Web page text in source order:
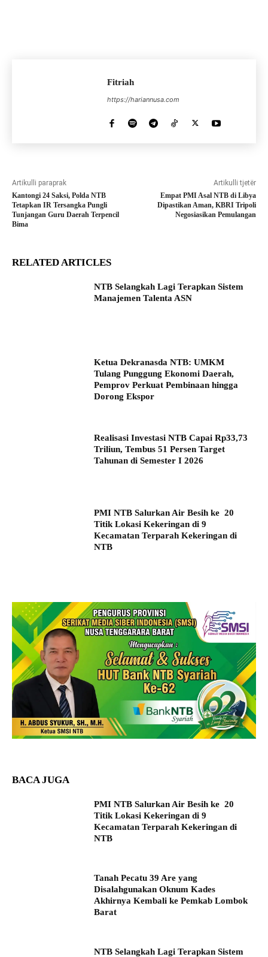
Fitriah
https://hariannusa.com
Artikulli paraprak
Kantongi 24 Saksi, Polda NTB
Tetapkan IR Tersangka Pungli
Tunjangan Guru Daerah Terpencil
Bima
Artikulli tjetër
Empat PMI Asal NTB di Libya
Dipastikan Aman, KBRI Tripoli
Negosiasikan Pemulangan
RELATED ARTICLES
NTB Selangkah Lagi Terapkan Sistem
Manajemen Talenta ASN
Ketua Dekranasda NTB: UMKM
Tulang Punggung Ekonomi Daerah,
Pemprov Perkuat Pembinaan hingga
Dorong Ekspor
Realisasi Investasi NTB Capai Rp33,73
Triliun, Tembus 51 Persen Target
Tahunan di Semester I 2026
PMI NTB Salurkan Air Besih ke 20
Titik Lokasi Kekeringan di 9
Kecamatan Terparah Kekeringan di
NTB
BACA JUGA
PMI NTB Salurkan Air Besih ke 20
Titik Lokasi Kekeringan di 9
Kecamatan Terparah Kekeringan di
NTB
Tanah Pecatu 39 Are yang
Disalahgunakan Oknum Kades
Akhirnya Kembali ke Pemkab Lombok
Barat
NTB Selangkah Lagi Terapkan Sistem